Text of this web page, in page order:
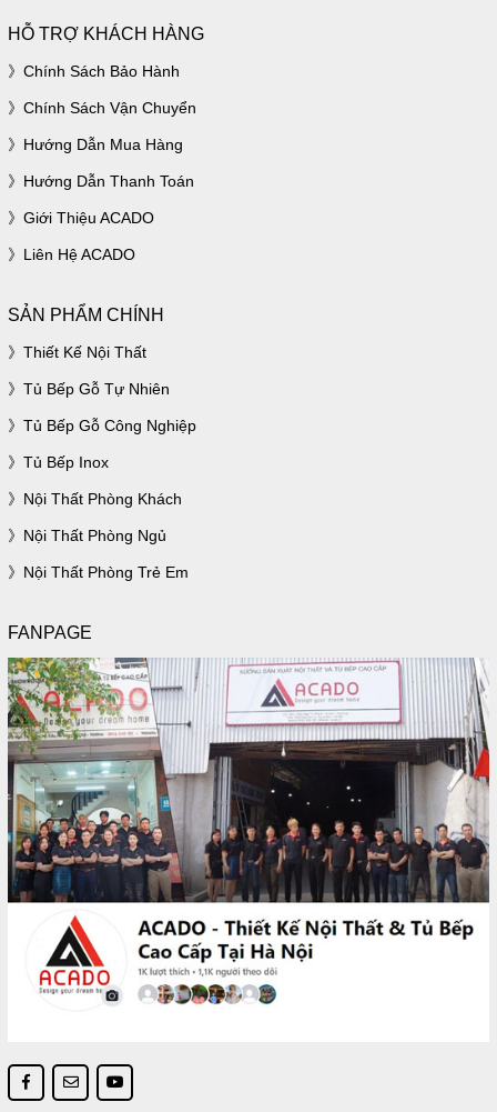
HỖ TRỢ KHÁCH HÀNG
Chính Sách Bảo Hành
Chính Sách Vận Chuyển
Hướng Dẫn Mua Hàng
Hướng Dẫn Thanh Toán
Giới Thiệu ACADO
Liên Hệ ACADO
SẢN PHẨM CHÍNH
Thiết Kế Nội Thất
Tủ Bếp Gỗ Tự Nhiên
Tủ Bếp Gỗ Công Nghiệp
Tủ Bếp Inox
Nội Thất Phòng Khách
Nội Thất Phòng Ngủ
Nội Thất Phòng Trẻ Em
FANPAGE